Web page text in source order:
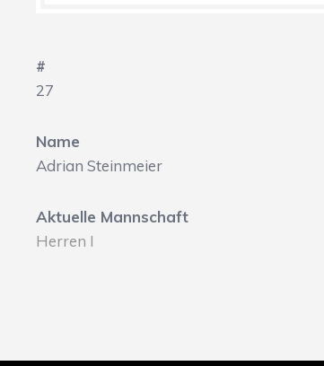
#
27
Name
Adrian Steinmeier
Aktuelle Mannschaft
Herren I